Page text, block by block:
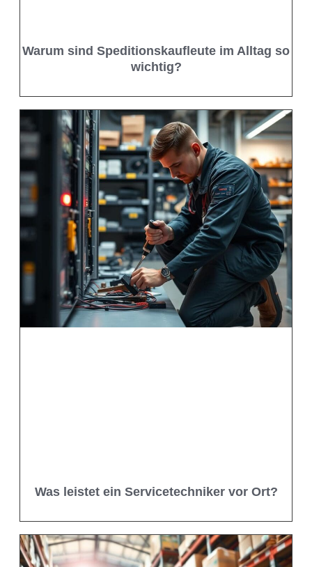
Warum sind Speditionskaufleute im Alltag so
wichtig?
Was leistet ein Servicetechniker vor Ort?